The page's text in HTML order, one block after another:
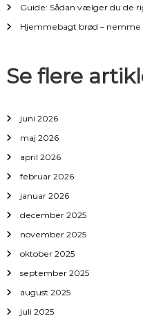
i
a
i
o
n
Guide: Sådan vælger du de
Hjemmebagt brød –
Se flere
juni 2026
maj 2026
april 2026
februar 2026
januar 2026
december 2025
november 2025
oktober 2025
september 2025
august 2025
juli 2025